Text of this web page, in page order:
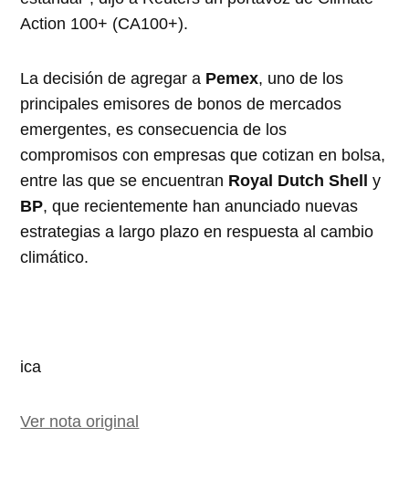
Action 100+ (CA100+).
La decisión de agregar a Pemex, uno de los
principales emisores de bonos de mercados
emergentes, es consecuencia de los
compromisos con empresas que cotizan en bolsa,
entre las que se encuentran Royal Dutch Shell
y
BP, que recientemente han anunciado nuevas
estrategias a largo plazo en respuesta al cambio
climático.
ica
Ver nota original